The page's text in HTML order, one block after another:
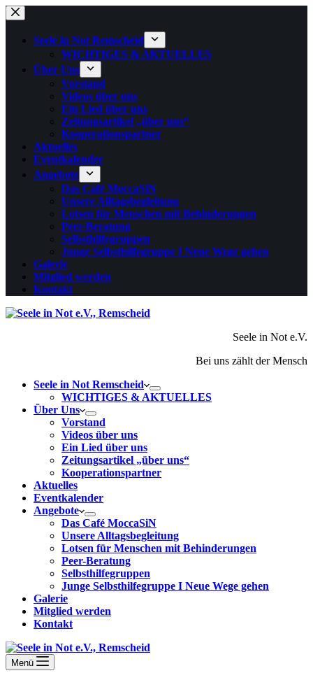
Zum
Inhalt
springenSeele in Not Remscheid
WICHTIGES & AKTUELLES
Über Uns
Vorstand
Videos über uns
Ein Lied über uns
Zeitungsartikel „über uns“
Kooperationspartner
Aktuelles
Eventkalender
Angebote
Das Café MoccaSiN
Unsere Alltagsbegleitung
Lotsen für Menschen mit Behinderungen
Peer-Beratung
Selbsthilfegruppen
Junge Selbsthilfegruppe I Neue Wege gehen
Galerie
Mitglied werden
Kontakt
Seele in Not e.V.
Bei uns zählt der Mensch
Seele in Not Remscheid
WICHTIGES & AKTUELLES
Über Uns
Vorstand
Videos über uns
Ein Lied über uns
Zeitungsartikel „über uns“
Kooperationspartner
Aktuelles
Eventkalender
Angebote
Das Café MoccaSiN
Unsere Alltagsbegleitung
Lotsen für Menschen mit Behinderungen
Peer-Beratung
Selbsthilfegruppen
Junge Selbsthilfegruppe I Neue Wege gehen
Galerie
Mitglied werden
Kontakt
Menü